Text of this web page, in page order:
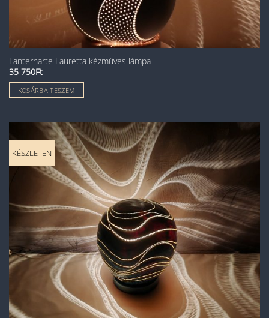
Lanternarte Lauretta kézműves lámpa
35 750Ft
KOSÁRBA TESZEM
KÉSZLETEN